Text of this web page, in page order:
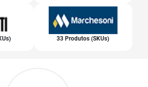
33 Produtos (SKUs)